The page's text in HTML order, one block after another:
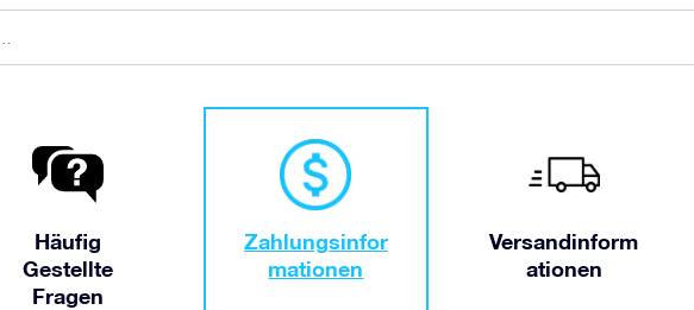
Häufig
Gestellte
Fragen
Zahlungsinfor
mationen
Versandinform
ationen